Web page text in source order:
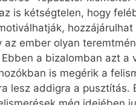
is kétségtelen, hogy
ember olyan
a bizalomban azt a
is megérik a
lesz addigra a